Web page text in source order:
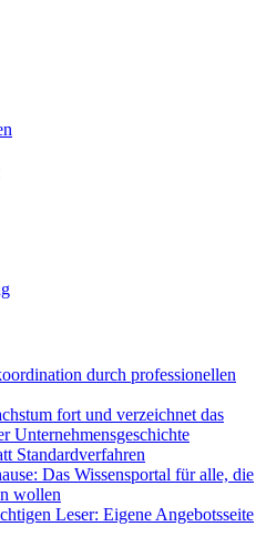
durch professionellen
fort und verzeichnet das
Unternehmensgeschichte
Standardverfahren
Das Wissensportal für alle, die
wollen
Leser: Eigene Angebotsseite